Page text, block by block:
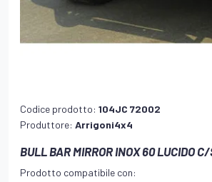
Codice prodotto: 104JC 72002
Produttore: Arrigoni4x4
BULL BAR MIRROR INOX 60 LUCIDO
Prodotto compatibile con: